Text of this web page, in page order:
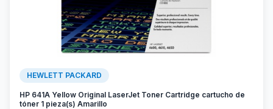
HEWLETT PACKARD
HP 641A Yellow Original LaserJet Toner Cartridge cartucho de
tóner 1 pieza(s) Amarillo